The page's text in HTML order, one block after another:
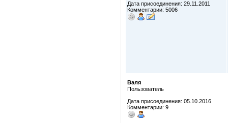
Дата присоединения: 29.11.2011
Комментарии: 5006
Валя
Пользователь
Дата присоединения: 05.10.2016
Комментарии: 9